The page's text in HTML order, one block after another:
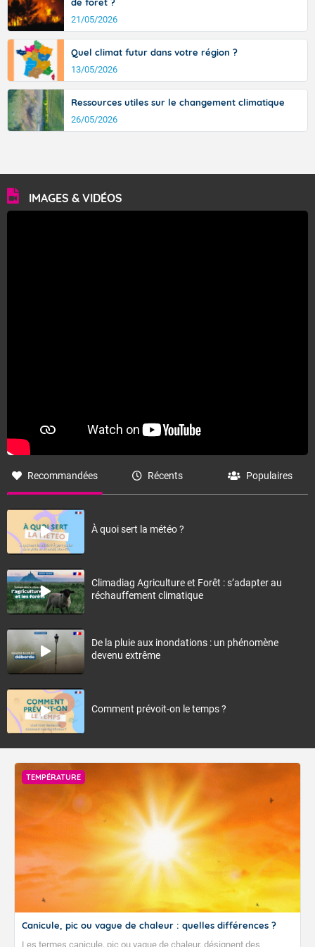
21/05/2026
Quel climat futur dans votre région ?
13/05/2026
Ressources utiles sur le changement climatique
26/05/2026
IMAGES & VIDÉOS
Recommandées Récents Populaires
À quoi sert la météo ?
Climadiag Agriculture et Forêt : s’adapter au
réchauffement climatique
De la pluie aux inondations : un phénomène
devenu extrême
Comment prévoit-on le temps ?
TEMPÉRATURE
Canicule, pic ou vague de chaleur : quelles différences ?
Les termes canicule, pic ou vague de chaleur, désignent des